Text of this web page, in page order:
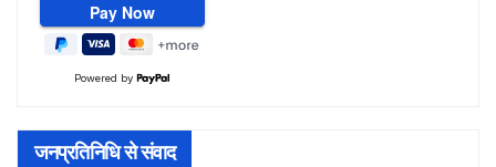
Powered by
जनप्रतिनिधि से संवाद